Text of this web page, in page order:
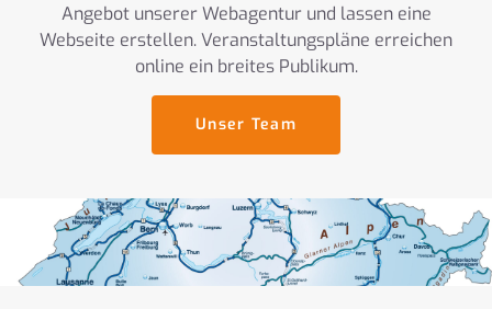
Angebot unserer Webagentur und lassen eine
Webseite erstellen. Veranstaltungspläne erreichen
online ein breites Publikum.
Unser Team